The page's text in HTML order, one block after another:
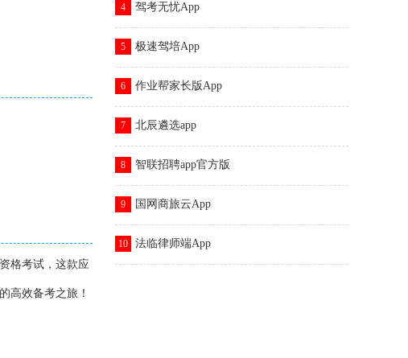
格考试，这款应
高效备考之旅！
4 驾考无忧App
5 极速驾培App
6 作业帮家长版App
7 北辰遴选app
8 智联招聘app官方版
9 国网商旅云App
10 法临律师端App